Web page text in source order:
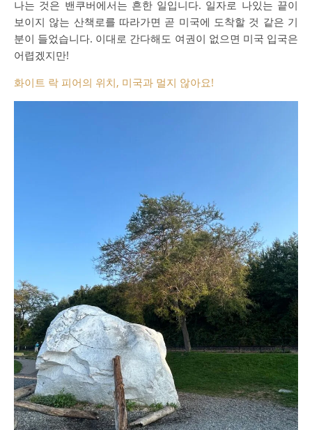
나는 것은 밴쿠버에서는 흔한 일입니다. 일자로 나있는 끝이
보이지 않는 산책로를 따라가면 곧 미국에 도착할 것 같은 기
분이 들었습니다. 이대로 간다해도 여권이 없으면 미국 입국은
어렵겠지만!
화이트 락 피어의 위치, 미국과 멀지 않아요!